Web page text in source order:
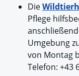
Die
Pflege
Umgebung
von Montag
Telefon: +43